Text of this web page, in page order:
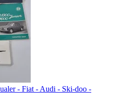
- Fiat - Audi - Ski-doo -